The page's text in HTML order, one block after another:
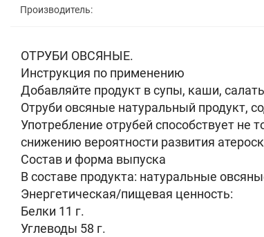
Производитель:
ОТРУБИ ОВСЯНЫЕ.
Инструкция по применению
Добавляйте продукт в супы, каши,
Отруби овсяные натуральный продукт,
Употребление отрубей способствует
снижению вероятности развития
Состав и форма выпуска
В составе продукта: натуральные
Энергетическая/пищевая ценность:
Белки 11 г.
Углеводы 58 г.